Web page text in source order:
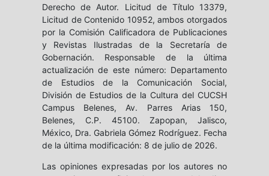
Derecho de Autor. Licitud de Título 13379,
Licitud de Contenido 10952, ambos otorgados
por la Comisión Calificadora de Publicaciones
y Revistas Ilustradas de la Secretaría de
Gobernación. Responsable de la última
actualización de este número: Departamento
de Estudios de la Comunicación Social,
División de Estudios de la Cultura del CUCSH
Campus Belenes, Av. Parres Arias 150,
Belenes, C.P. 45100. Zapopan, Jalisco,
México, Dra. Gabriela Gómez Rodríguez. Fecha
de la última modificación: 8 de julio de 2026.
Las opiniones expresadas por los autores no